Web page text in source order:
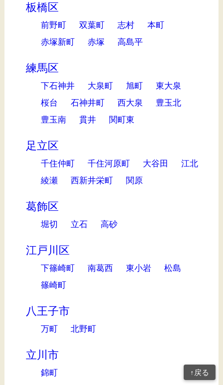
板橋区
前野町 双葉町 志村
本町
赤塚新町
赤塚 高島平
練馬区
下石神井 大泉町 旭町
東大泉
桜台
石神井町 西大泉
豊玉北
豊玉南
貫井 関町東
足立区
千住仲町 千住河原町 大谷田
江北
綾瀬
西新井栄町 関原
葛飾区
堀切 立石 高砂
江戸川区
下篠崎町 南葛西 東小岩
松島
篠崎町
八王子市
万町 北野町
立川市
錦町 ↑戻る